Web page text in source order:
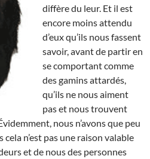
diffère du leur. Et il est
encore moins attendu
d’eux qu’ils nous fassent
savoir, avant de partir en
se comportant comme
des gamins attardés,
qu’ils ne nous aiment
pas et nous trouvent
nous n’avons que peu
n’est pas une raison valable
et de nous des personnes